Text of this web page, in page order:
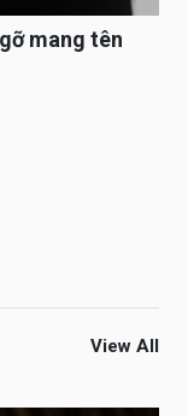
mang tên
View All